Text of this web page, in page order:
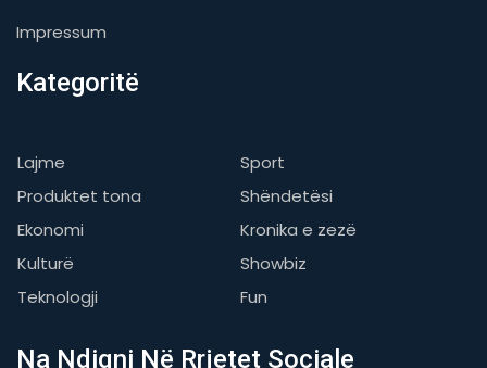
Impressum
Kategoritë
Lajme
Sport
Produktet tona
Shëndetësi
Ekonomi
Kronika e zezë
Kulturë
Showbiz
Teknologji
Fun
Na Ndiqni Në Rrjetet Sociale